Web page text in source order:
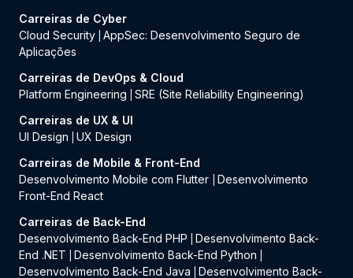
Carreiras de Cyber
Cloud Security AppSec: Desenvolvimento Seguro de
Aplicações
Carreiras de DevOps & Cloud
Platform Engineering
SRE (Site Reliability Engineering)
Carreiras de UX & UI
UI Design
UX Design
Carreiras de Mobile & Front-End
Desenvolvimento Mobile com Flutter
Desenvolvimento
Front-End React
Carreiras de Back-End
Desenvolvimento Back-End PHP
Desenvolvimento Back-
End .NET
Desenvolvimento Back-End Python
Desenvolvimento Back-End Java
Desenvolvimento Back-